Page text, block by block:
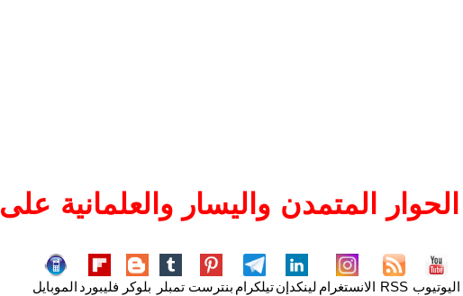
المتمدن واليسار والعلمانية على
اليوتيوب RSS الانستغرام لينكدإنتيلكرام بنترست تمبلر بلوكر فليبورد الموبايل